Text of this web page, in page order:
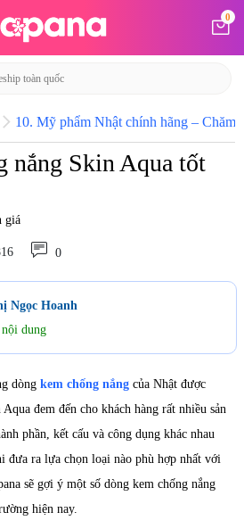
0
10. Mỹ phẩm Nhật chính hãng – Chăm
nắng Skin Aqua tốt
giá
0
Ngọc Hoanh
dung
dòng kem chống nắng của Nhật được
đem đến cho khách hàng rất nhiều sản
phần, kết cấu và công dụng khác nhau
đưa ra lựa chọn loại nào phù hợp nhất với
sẽ gợi ý một số dòng kem chống nắng
hiện nay.